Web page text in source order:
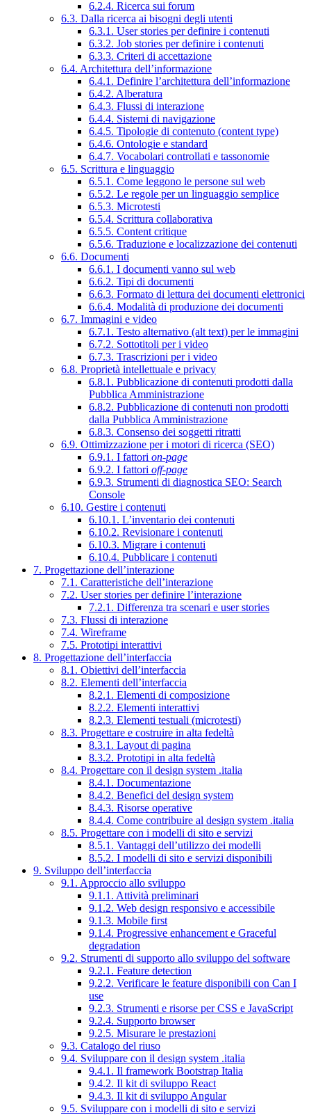
6.2.4. Ricerca sui forum
6.3. Dalla ricerca ai bisogni degli utenti
6.3.1. User stories per definire i contenuti
6.3.2. Job stories per definire i contenuti
6.3.3. Criteri di accettazione
6.4. Architettura dell’informazione
6.4.1. Definire l’architettura dell’informazione
6.4.2. Alberatura
6.4.3. Flussi di interazione
6.4.4. Sistemi di navigazione
6.4.5. Tipologie di contenuto (content type)
6.4.6. Ontologie e standard
6.4.7. Vocabolari controllati e tassonomie
6.5. Scrittura e linguaggio
6.5.1. Come leggono le persone sul web
6.5.2. Le regole per un linguaggio semplice
6.5.3. Microtesti
6.5.4. Scrittura collaborativa
6.5.5. Content critique
6.5.6. Traduzione e localizzazione dei contenuti
6.6. Documenti
6.6.1. I documenti vanno sul web
6.6.2. Tipi di documenti
6.6.3. Formato di lettura dei documenti elettronici
6.6.4. Modalità di produzione dei documenti
6.7. Immagini e video
6.7.1. Testo alternativo (alt text) per le immagini
6.7.2. Sottotitoli per i video
6.7.3. Trascrizioni per i video
6.8. Proprietà intellettuale e privacy
6.8.1. Pubblicazione di contenuti prodotti dalla
Pubblica Amministrazione
6.8.2. Pubblicazione di contenuti non prodotti
dalla Pubblica Amministrazione
6.8.3. Consenso dei soggetti ritratti
6.9. Ottimizzazione per i motori di ricerca (SEO)
6.9.1. I fattori on-page
6.9.2. I fattori off-page
6.9.3. Strumenti di diagnostica SEO: Search
Console
6.10. Gestire i contenuti
6.10.1. L’inventario dei contenuti
6.10.2. Revisionare i contenuti
6.10.3. Migrare i contenuti
6.10.4. Pubblicare i contenuti
7. Progettazione dell’interazione
7.1. Caratteristiche dell’interazione
7.2. User stories per definire l’interazione
7.2.1. Differenza tra scenari e user stories
7.3. Flussi di interazione
7.4. Wireframe
7.5. Prototipi interattivi
8. Progettazione dell’interfaccia
8.1. Obiettivi dell’interfaccia
8.2. Elementi dell’interfaccia
8.2.1. Elementi di composizione
8.2.2. Elementi interattivi
8.2.3. Elementi testuali (microtesti)
8.3. Progettare e costruire in alta fedeltà
8.3.1. Layout di pagina
8.3.2. Prototipi in alta fedeltà
8.4. Progettare con il design system .italia
8.4.1. Documentazione
8.4.2. Benefici del design system
8.4.3. Risorse operative
8.4.4. Come contribuire al design system .italia
8.5. Progettare con i modelli di sito e servizi
8.5.1. Vantaggi dell’utilizzo dei modelli
8.5.2. I modelli di sito e servizi disponibili
9. Sviluppo dell’interfaccia
9.1. Approccio allo sviluppo
9.1.1. Attività preliminari
9.1.2. Web design responsivo e accessibile
9.1.3. Mobile first
9.1.4. Progressive enhancement e Graceful
degradation
9.2. Strumenti di supporto allo sviluppo del software
9.2.1. Feature detection
9.2.2. Verificare le feature disponibili con Can I
use
9.2.3. Strumenti e risorse per CSS e JavaScript
9.2.4. Supporto browser
9.2.5. Misurare le prestazioni
9.3. Catalogo del riuso
9.4. Sviluppare con il design system .italia
9.4.1. Il framework Bootstrap Italia
9.4.2. Il kit di sviluppo React
9.4.3. Il kit di sviluppo Angular
9.5. Sviluppare con i modelli di sito e servizi